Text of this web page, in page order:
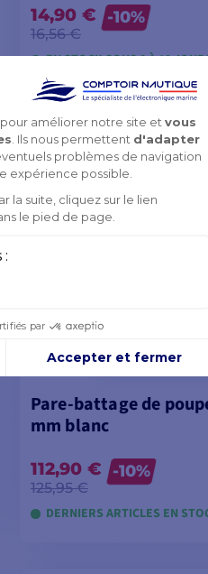
14,90 €
16,56 €
-10%
EN STOCK SOUS 8 À 10
VOIR LES
Pare-battage de
mm blanc
112,90 €
125,95 €
-10%
DERNIERS ARTICLES EN